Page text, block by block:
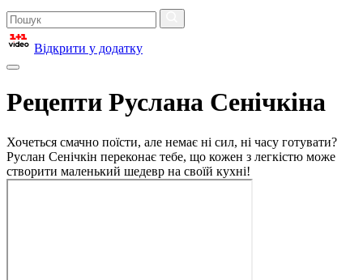
Відкрити у додатку
Рецепти Руслана Сенічкіна
Хочеться смачно поїсти, але немає ні сил, ні часу готувати?
Руслан Сенічкін переконає тебе, що кожен з легкістю може
створити маленький шедевр на своїй кухні!